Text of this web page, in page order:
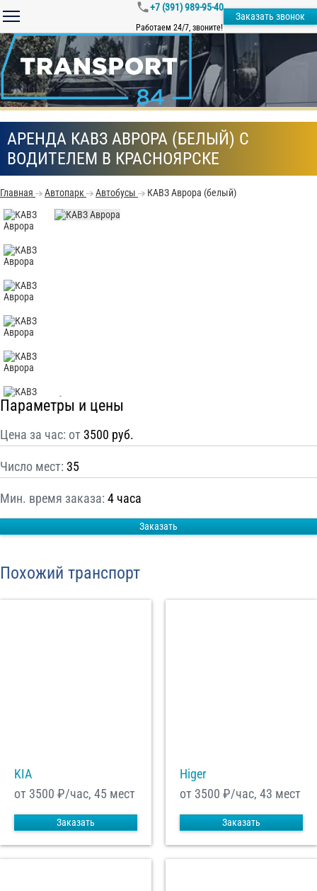
+7 (391) 989-95-40
Работаем 24/7, звоните!
Заказать звонок
АРЕНДА КАВЗ АВРОРА (БЕЛЫЙ) С
ВОДИТЕЛЕМ В КРАСНОЯРСКЕ
Главная Автопарк Автобусы КАВЗ Аврора (белый)
Параметры и цены
Цена за час: от 3500 руб.
Число мест: 35
Мин. время заказа: 4 часа
Заказать
Похожий транспорт
KIA
от 3500 ₽/час, 45 мест
Заказать
Higer
от 3500 ₽/час, 43 мест
Заказать